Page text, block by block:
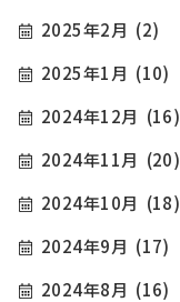
2025年2月 (2)
2025年1月 (10)
2024年12月 (16)
2024年11月 (20)
2024年10月 (18)
2024年9月 (17)
2024年8月 (16)